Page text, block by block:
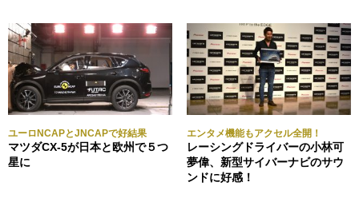
ユーロNCAPとJNCAPで好結果
マツダCX-5が日本と欧州で５つ
星に
エンタメ機能もアクセル全開！
レーシングドライバーの小林可
夢偉、新型サイバーナビのサウ
ンドに好感！